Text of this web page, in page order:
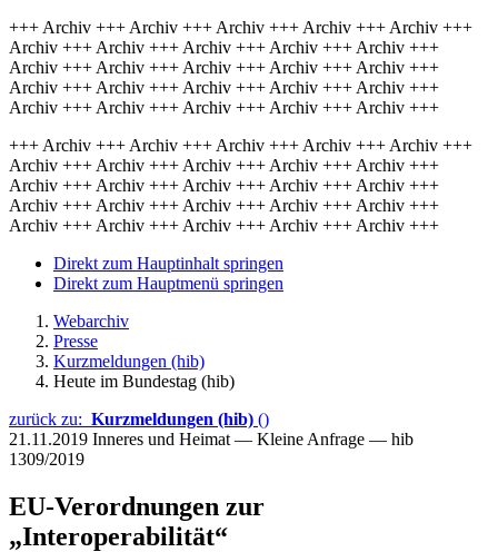
+++ Archiv +++ Archiv +++ Archiv +++ Archiv +++ Archiv +++
Archiv +++ Archiv +++ Archiv +++ Archiv +++ Archiv +++
Archiv +++ Archiv +++ Archiv +++ Archiv +++ Archiv +++
Archiv +++ Archiv +++ Archiv +++ Archiv +++ Archiv +++
Archiv +++ Archiv +++ Archiv +++ Archiv +++ Archiv +++
+++ Archiv +++ Archiv +++ Archiv +++ Archiv +++ Archiv +++
Archiv +++ Archiv +++ Archiv +++ Archiv +++ Archiv +++
Archiv +++ Archiv +++ Archiv +++ Archiv +++ Archiv +++
Archiv +++ Archiv +++ Archiv +++ Archiv +++ Archiv +++
Archiv +++ Archiv +++ Archiv +++ Archiv +++ Archiv +++
Direkt zum Hauptinhalt springen
Direkt zum Hauptmenü springen
Webarchiv
Presse
Kurzmeldungen (hib)
Heute im Bundestag (hib)
zurück zu: Kurzmeldungen (hib) ()
21.11.2019 Inneres und Heimat — Kleine Anfrage — hib
1309/2019
EU-Verordnungen zur
„Interoperabilität“